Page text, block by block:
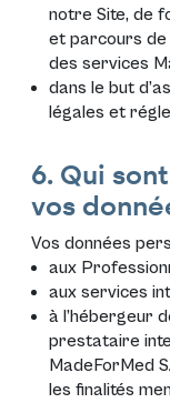
notre Site, de
et parcours de
des services
dans le but
légales et
6. Qui
vos
Vos données
aux
aux services
à l’hébergeur
prestataire
MadeForMed
les finalités